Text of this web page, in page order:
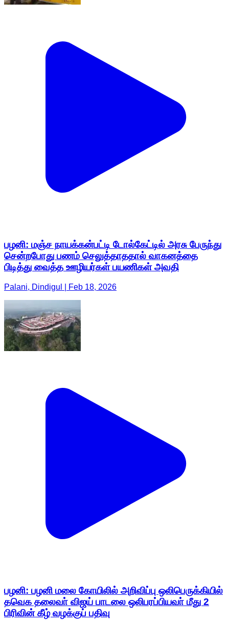
பழனி: மஞ்ச நாயக்கன்பட்டி டோல்கேட்டில் அரசு பேருந்து
சென்றபோது பணம் செலுத்தாததால் வாகனத்தை
பிடித்து வைத்த ஊழியர்கள் பயணிகள் அவதி
Palani, Dindigul | Feb 18, 2026
பழனி: பழனி மலை கோயிலில் அறிவிப்பு ஒலிபெருக்கியில்
தவெக தலைவா் விஜய் பாடலை ஒலிபரப்பியவா் மீது 2
பிரிவின் கீழ் வழக்குப் பதிவு